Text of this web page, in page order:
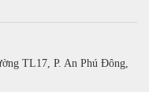
TL17, P. An Phú Đông,